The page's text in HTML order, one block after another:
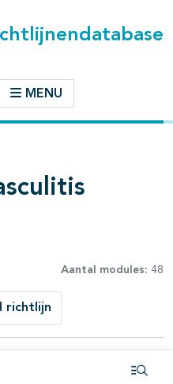
MENU
Aantal modules: 48
richtlijn